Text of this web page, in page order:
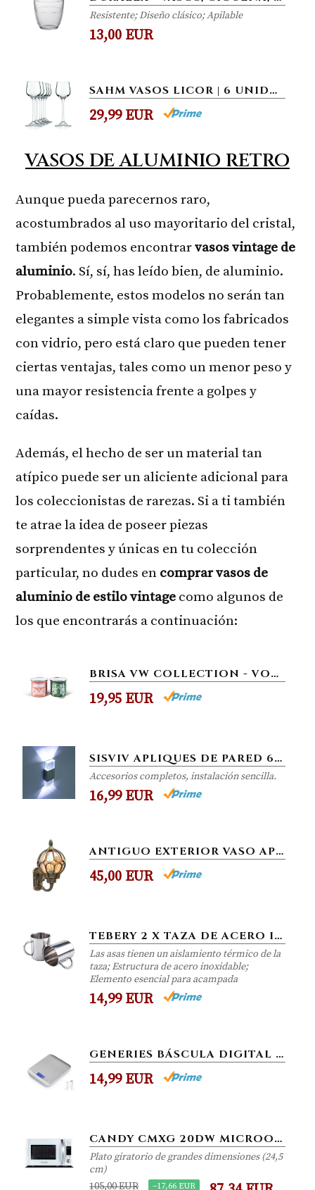
Resistente; Diseño clásico; Apilable
13,00 EUR
SAHM VASOS LICOR | 6 UNIDADES DE 60ML | IDEAL COMO COPA BRANDY Y VASOS DE CHUPITO | JUEGO DE VASOS CRISTAL | APTO PARA...
29,99 EUR
VASOS DE ALUMINIO RETRO
Aunque pueda parecernos raro,
acostumbrados al uso mayoritario del cristal,
también podemos encontrarvasos vintage de
aluminio. Sí, sí, has leído bien, de aluminio.
Probablemente, estos modelos no serán tan
elegantes a simple vista como los fabricados
con vidrio, pero está claro que pueden tener
ciertas ventajas, tales como un menor peso y
una mayor resistencia frente a golpes y
caídas.
Además, el hecho de ser un material tan
atípico puede ser un aliciente adicional para
los coleccionistas de rarezas. Si a ti también
te atrae la idea de poseer piezas
sorprendentes y únicas en tu colección
particular, no dudes en comprar vasos de
aluminio de estilo vintage como algunos de
los que encontrarás a continuación:
BRISA VW COLLECTION - VOLKSWAGEN FURGONETA HIPPIE BUS T1 VAN SET DE 2 TAZAS DE CAFÉ ESMALTADAS EN CAJA DE REGALO, COPAS...
19,95 EUR
SISVIV APLIQUES DE PARED 6W LED LAMPARA DE PARED INTERIOR MODERNA EN ACRÍLICO Y ALUMINIO PARA PASILLO, ESCALERA,...
Accesorios completos, instalación sencilla.
16,99 EUR
ANTIGUO EXTERIOR VASO APLIQUES DE PARED, VENDIMIA IMPERMEABLE LÁMPARA DE PARED ALUMINIO, HOGAR PASILLO ENTRADA VILLA...
45,00 EUR
TEBERY 2 X TAZA DE ACERO INOXIDABLE MILESTONE CAMPING - PLATA, 0,3 LITROS
Las asas tienen un aislamiento térmico de la
taza; Estructura de acero inoxidable;
Elemento esencial para acampada
14,99 EUR
GENERIES BÁSCULA DIGITAL PARA COCINA CON CARGA USB，BASCULA PRECISION COCINA 5KG/1G, BALANZA DE ALIMENTOS ACERO...
14,99 EUR
CANDY CMXG 20DW MICROONDAS CON GRILL Y COOK IN APP, 40 PROGRAMAS AUTOMÁTICOS, 700 W, 20 LITROS, BLANCO
Plato giratorio de grandes dimensiones (24,5
cm)
105,00 EUR
−17,66 EUR